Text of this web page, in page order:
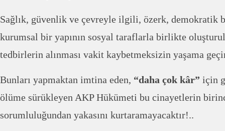
Sağlık, güvenlik ve çevreyle ilgili, özerk, demokratik
kurumsal bir yapının sosyal taraflarla birlikte
tedbirlerin alınması vakit kaybetmeksizin yaşama
Bunları yapmaktan imtina eden, “daha çok kâr” için
ölüme sürükleyen AKP Hükümeti bu cinayetlerin
sorumluluğundan yakasını kurtaramayacaktır!..